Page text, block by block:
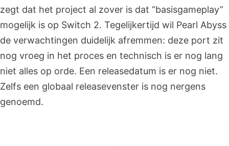
zegt dat het project al zover is dat “basisgameplay”
mogelijk is op Switch 2. Tegelijkertijd wil Pearl Abyss
de verwachtingen duidelijk afremmen: deze port zit
nog vroeg in het proces en technisch is er nog lang
niet alles op orde. Een releasedatum is er nog niet.
Zelfs een globaal releasevenster is nog nergens
genoemd.